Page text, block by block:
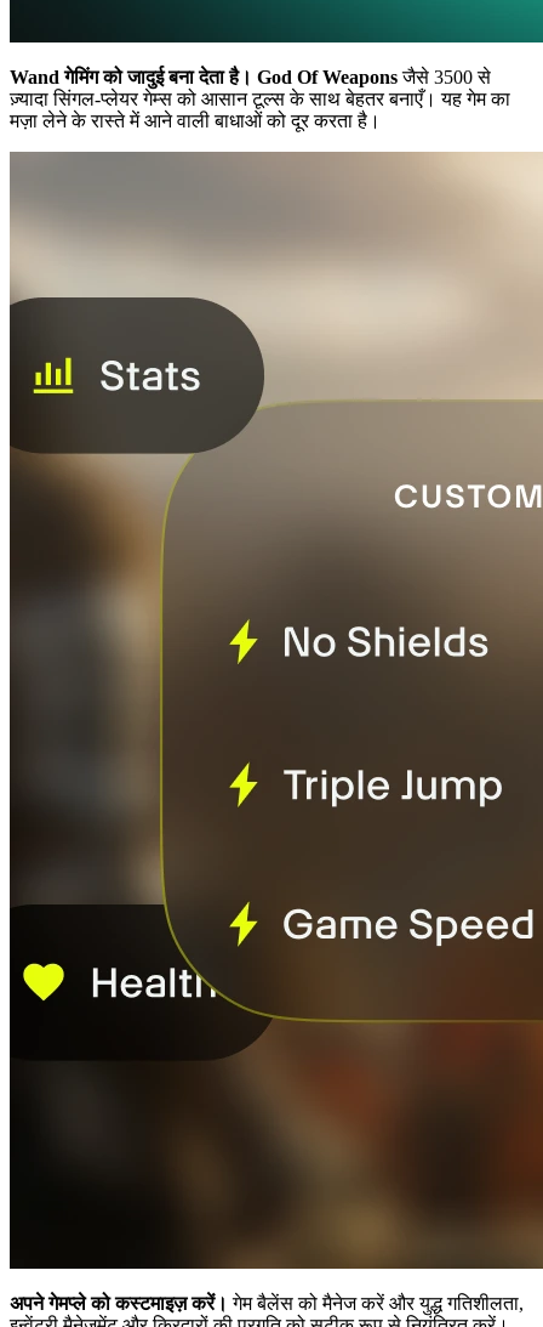
Wand गेमिंग को जादुई बना देता है। God Of Weaponsजैसे 3500 से
ज़्यादा सिंगल-प्लेयर गेम्स को आसान टूल्स के साथ बेहतर बनाएँ। यह गेम का
मज़ा लेने के रास्ते में आने वाली बाधाओं को दूर करता है।
अपने गेमप्ले को कस्टमाइज़ करें। गेम बैलेंस को मैनेज करें और युद्ध गतिशीलता,